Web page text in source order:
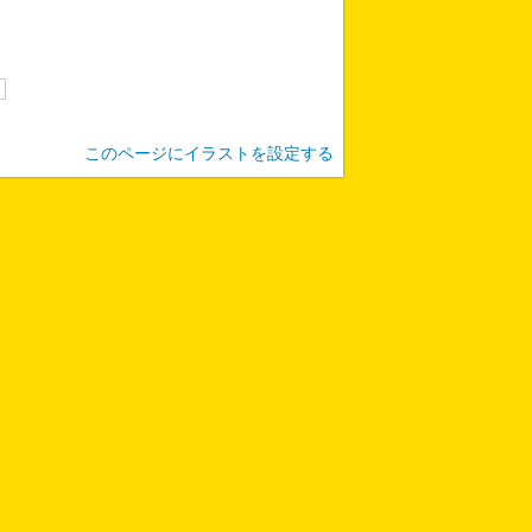
このページにイラストを設定する